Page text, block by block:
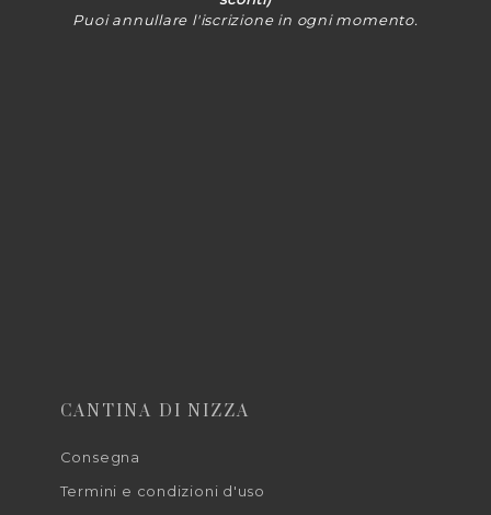
Puoi annullare l'iscrizione in ogni momento.
CANTINA DI NIZZA
Consegna
Termini e condizioni d'uso